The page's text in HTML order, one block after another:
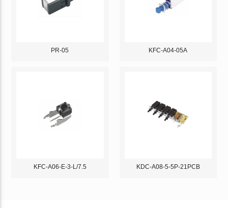
PR-05 KFC-A04-05A
KFC-A06-E-3-L/7.5 KDC-A08-5-5P-21PCB